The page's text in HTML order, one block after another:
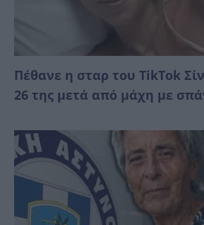
Πέθανε η σταρ του TikTok
26 της μετά από μάχη με